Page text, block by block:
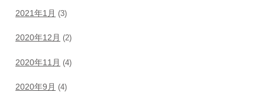
2021年1月 (3)
2020年12月 (2)
2020年11月 (4)
2020年9月 (4)